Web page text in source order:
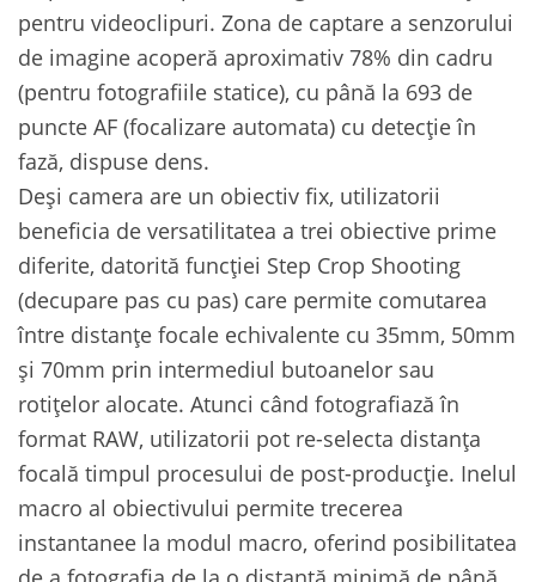
pentru videoclipuri. Zona de captare a senzorului
de imagine acoperă aproximativ 78% din cadru
(pentru fotografiile statice), cu până la 693 de
puncte AF (focalizare automata) cu detecție în
fază, dispuse dens.
Deși camera are un obiectiv fix, utilizatorii
beneficia de versatilitatea a trei obiective prime
diferite, datorită funcției Step Crop Shooting
(decupare pas cu pas) care permite comutarea
între distanțe focale echivalente cu 35mm, 50mm
și 70mm prin intermediul butoanelor sau
rotițelor alocate. Atunci când fotografiază în
format RAW, utilizatorii pot re-selecta distanța
focală timpul procesului de post-producție. Inelul
macro al obiectivului permite trecerea
instantanee la modul macro, oferind posibilitatea
de a fotografia de la o distanță minimă de până